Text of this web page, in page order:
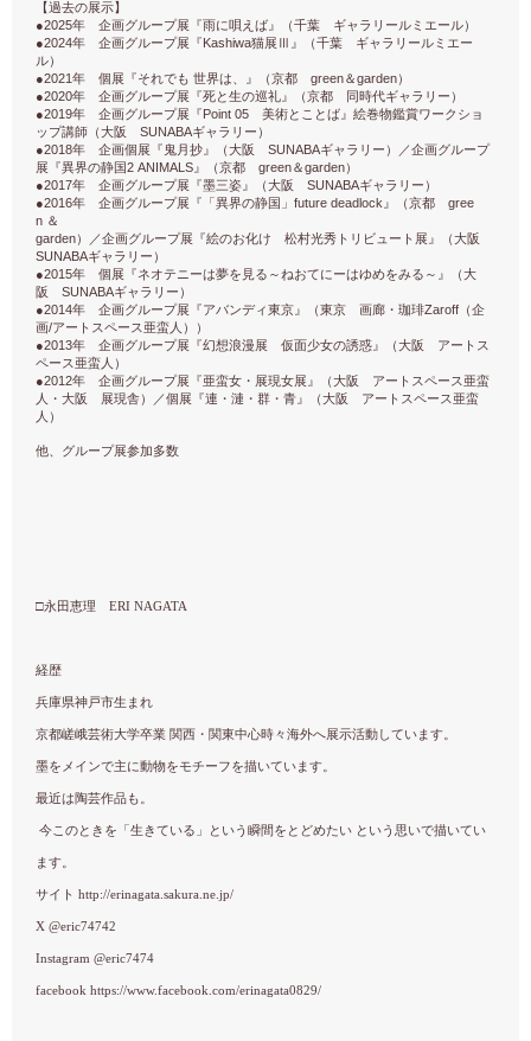
【過去の展示】
●2025年 企画グループ展『雨に唄えば』（千葉 ギャラリールミエール）
●2024年 企画グループ展『Kashiwa猫展 Ⅲ 』（千葉 ギャラリールミエー
ル）
●2021年 個展『それでも 世界は、』（京都 green＆garden）
●2020年 企画グループ展『死と生の巡礼』（京都 同時代ギャラリー）
●2019年 企画グループ展『Point 05 美術とことば』絵巻物鑑賞ワークショ
ップ講師（大阪 SUNABAギャラリー）
●2018年 企画個展『鬼月抄』（大阪 SUNABAギャラリー）／企画グループ
展『異界の静国2 ANIMALS 』（京都 green＆garden）
●2017年 企画グループ展『墨三姿』（大阪 SUNABAギャラリー）
●2016年 企画グループ展『「異界の静国」 future deadlock 』（京都 gree
n ＆
garden）／企画グループ展『絵のお化け 松村光秀トリビュート展』（大阪
SUNABAギャラリー）
●2015年 個展『ネオテニーは夢を見る～ねおてにーはゆめをみる～』（大
阪 SUNABAギャラリー）
●2014年 企画グループ展『アバンディ東京』（東京 画廊・珈琲Zaroff （企
画/アートスペース亜蛮人））
●2013年 企画グループ展『幻想浪漫展 仮面少女の誘惑』（大阪 アートス
ペース亜蛮人）
●2012年 企画グループ展『亜蛮女・展現女展』（大阪 アートスペース亜蛮
人・大阪 展現舎）／個展『連・漣・群・青』（大阪 アートスペース亜蛮
人）
他、グループ展参加多数
□永田恵理 ERI NAGATA
経歴
兵庫県神戸市生まれ
京都嵯峨芸術大学卒業 関西・関東中心時々海外へ展示活動しています。
墨をメインで主に動物をモチーフを描いています。
最近は陶芸作品も。
今このときを「生きている」という瞬間をとどめたい という思いで描いてい
ます。
サイト http://erinagata.sakura.ne.jp/
X @eric74742
Instagram @eric7474
facebook https://www.facebook.com/erinagata0829/